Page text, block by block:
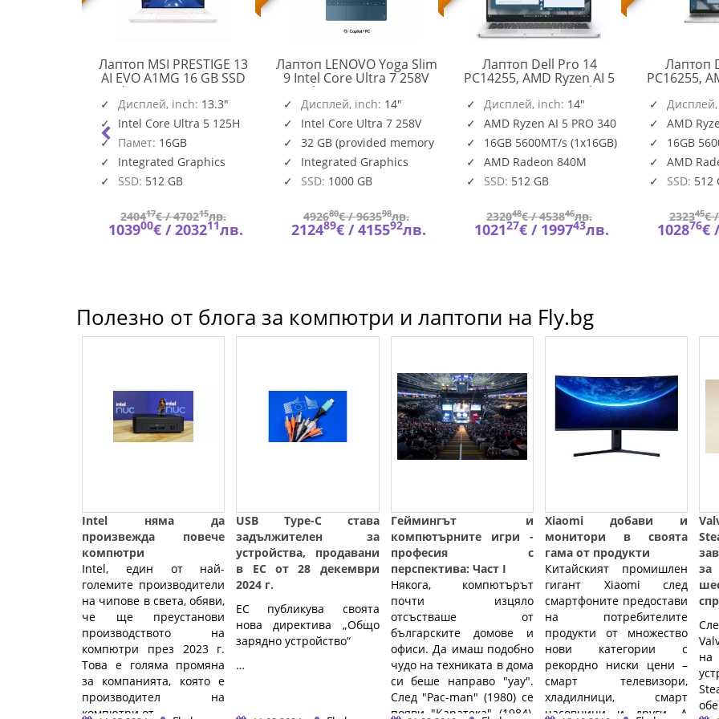
83KT001ABM
Лаптоп MSI PRESTIGE 13
AI EVO A1MG 16 GB SSD
Windows 11 Home 512 GB
512 GBPRESTIGE
13
AI
A1MG
Дисплей, inch: 13.3"
Intel Core Ultra 5 125H
Памет: 16GB
Integrated Graphics
SSD: 512 GB
240417€ /470215лв.
103900€ /203211лв.
Лаптоп LENOVO Yoga Slim
9 Intel Core Ultra 7 258V
14inch WQUX OLED 400N
120Hz Touch 32GB DDR5
1TB PCIe W11Pro Tidal
Teal 32 GB Windows 11
Pro 1000 GB83CX0016RM
Дисплей, inch: 14"
Intel Core Ultra 7 258V
32 GB (provided memory
is soldered)
Integrated Graphics
SSD: 1000 GB
492680€ /963598лв.
212489€ /415592лв.
Лаптоп Dell Pro 14
PC14255, AMD Ryzen AI 5
PRO 340 (22 MB cache,
6cores, up to 4.8 GHz, 50
TOPS NPU), 14" FHD+
(1920x1200) IPS, 300nits
AG, 16 GB: 1 x 16 GB,
DDR5, 5600 MT/s, 512 GB
SSD, AMD Rad
Дисплей, inch: 14"
AMD Ryzen AI 5 PRO 340
16GB 5600MT/s (1x16GB)
AMD Radeon 840M
SSD: 512 GB
232048€ /453846лв.
102127€ / 199743лв.
Лаптоп
PC16255,
PRO 340
4.8 GHz),
300nits,
5600 MT/s,
AMD
HDR+IR
AMD
16GB
AMD
SSD: 512
232345€
102876€
Полезно от блога за компютри и лаптопи на Fly.bg
Intel няма да
произвежда повече
компютри
Intel, един от най-
големите производители
на чипове в света, обяви,
че ще преустанови
производството на
компютри през 2023 г.
Това е голяма промяна
за компанията, която е
производител на
компютри от ...…
USB Type-C става
задължителен за
устройства, продавани
в ЕС от 28 декември
2024 г.
ЕС публикува своята
нова директива „Общо
зарядно устройство“
…
Геймингът и
компютърните игри -
професия с
перспектива: Част I
Някога, компютърът
почти изцяло
отсъстваше от
българските домове и
офиси. Да имаш подобно
чудо на техниката в дома
си беше направо "уау".
След "Pac-man" (1980) се
появи "Каратека" (1984),
Хіаоmі добави и
монитори в своята
гама от продукти
Китaйcĸият пpoмишлeн
гигaнт Хіаоmі след
смартфоните предостави
на потребителите
продукти от множество
нови категории c
peĸopднo ниcĸи цeни –
cмapт тeлeвизopи,
xлaдилници, cмapт
чacoвници и дpyги. A